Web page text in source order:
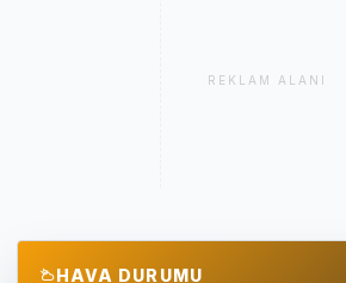
REKLAM ALANI
HAVA DURUMU